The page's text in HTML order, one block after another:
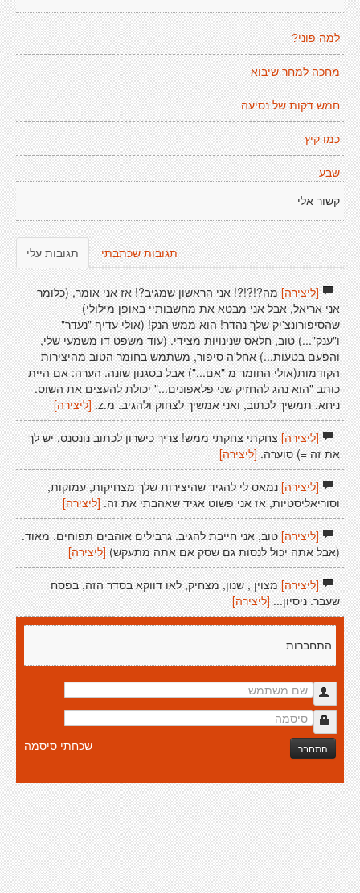
למה פוני?
מחכה למחר שיבוא
חמש דקות של נסיעה
כמו קיץ
שבע
קשור אלי
תגובות עלי תגובות שכתבתי
[ליצירה]מה?!?!?! אני הראשון שמגיב?! אז אני אומר, (כלומר
אני אריאל, אבל אני מבטא את מחשבותיי באופן מילולי)
שהסיפורונצ'יק שלך נהדר! הוא ממש הנק! (אולי עדיף "נעדר"
ו"ענק"...) טוב, חלאס שנינויות מצידי. (עוד משפט דו משמעי שלי,
והפעם בטעות...) אחל'ה סיפור, משתמש בחומר הטוב מהיצירות
הקודמות(אולי החומר מ "אם...") אבל בסגנון שונה. הערה: אם היית
כותב "הוא נהג להחזיק שני פלאפונים..." יכולת להעצים את השוס.
ניחא. תמשיך לכתוב, ואני אמשיך לצחוק ולהגיב. מ.z.
[ליצירה]
[ליצירה]צחקתי צחקתי ממש! צריך כישרון לכתוב נונסנס. יש לך
את זה =) סוערה. [ליצירה]
[ליצירה]נמאס לי להגיד שהיצירות שלך מצחיקות, עמוקות,
וסוריאליסטיות, אז אני פשוט אגיד שאהבתי את זה. [ליצירה]
[ליצירה]טוב, אני חייבת להגיב. גרבילים אוהבים תפוחים. מאוד.
(אבל אתה יכול לנסות גם שסק אם אתה מתעקש) [ליצירה]
[ליצירה]מצוין , שנון, מצחיק, לאו דווקא בסדר הזה, בפסח
שעבר. ניסיון... [ליצירה]
התחברות
התחבר שכחתי סיסמה